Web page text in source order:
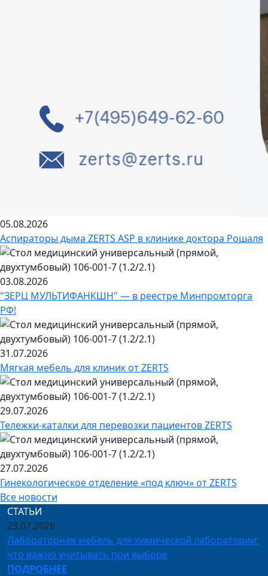
05.08.2026
Аспираторы дыма ZERTS ASP в клинике доктора Рошаля
03.08.2026
"ЗЕРЦ МУЛЬТИФАНКШН" — в реестре Минпромторга
РФ!
31.07.2026
Мягкая мебель для клиник от ZERTS
29.07.2026
Тележки-каталки для перевозки пациентов ZERTS
27.07.2026
Гинекологическое отделение «под ключ» от ZERTS
Все новости
СТАТЬИ
23.07.2026
Лабораторная мебель для химической лаборатории:
что важно учитывать при выборе
ПОДРОБНЕЕ